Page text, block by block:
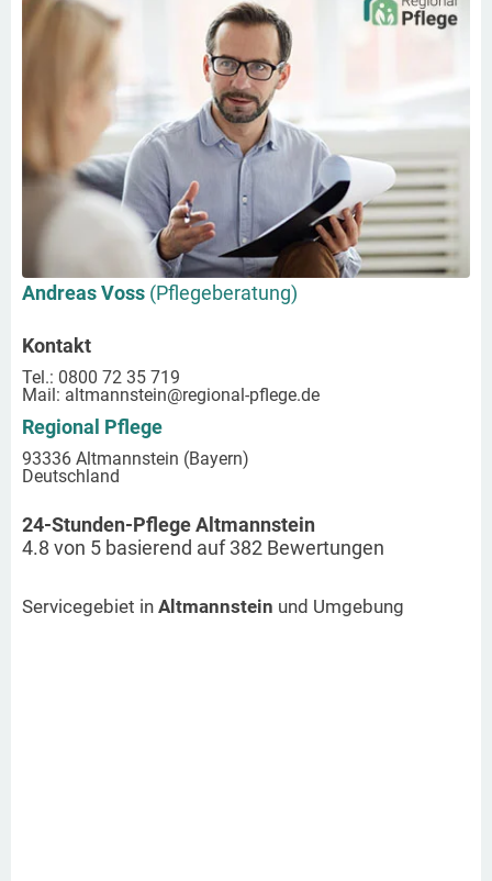
Andreas Voss (Pflegeberatung)
Kontakt
Tel.: 0800 72 35 719
Mail: altmannstein@regional-pflege.de
Regional Pflege
93336 Altmannstein (Bayern)
Deutschland
24-Stunden-Pflege Altmannstein
4.8 von 5 basierend auf382 Bewertungen
Servicegebiet in Altmannstein und Umgebung